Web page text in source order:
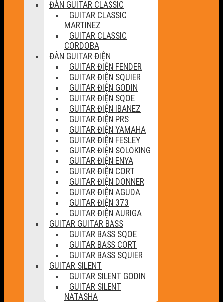
ĐÀN GUITAR CLASSIC
GUITAR CLASSIC
MARTINEZ
GUITAR CLASSIC
CORDOBA
ĐÀN GUITAR ĐIỆN
GUITAR ĐIỆN FENDER
GUITAR ĐIỆN SQUIER
GUITAR ĐIỆN GODIN
GUITAR ĐIỆN SQOE
GUITAR ĐIỆN IBANEZ
GUITAR ĐIỆN PRS
GUITAR ĐIỆN YAMAHA
GUITAR ĐIỆN FESLEY
GUITAR ĐIỆN SOLOKING
GUITAR ĐIỆN ENYA
GUITAR ĐIỆN CORT
GUITAR ĐIỆN DONNER
GUITAR ĐIỆN AGUDA
GUITAR ĐIỆN 373
GUITAR ĐIỆN AURIGA
GUITAR GUITAR BASS
GUITAR BASS SQOE
GUITAR BASS CORT
GUITAR BASS SQUIER
GUITAR SILENT
GUITAR SILENT GODIN
GUITAR SILENT
NATASHA